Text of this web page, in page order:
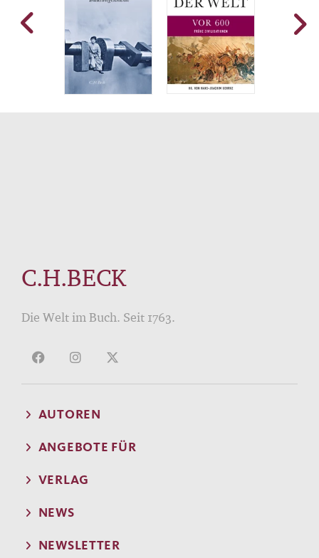
C.H.BECK
Die Welt im Buch. Seit 1763.
AUTOREN
ANGEBOTE FÜR
VERLAG
NEWS
NEWSLETTER